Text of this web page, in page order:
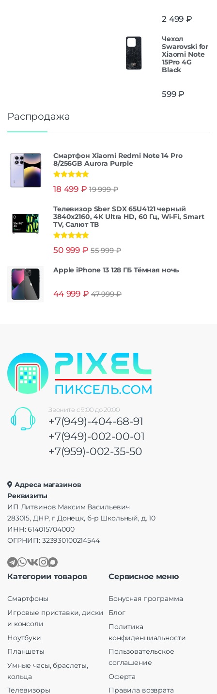
2 499 ₽
Чехол
Swarovski for
Xiaomi Note
15Pro 4G
Black
599₽
Распродажа
Смартфон Xiaomi Redmi Note 14 Pro
8/256GB Aurora Purple
из 5
18 499 ₽ 19 999₽
Телевизор Sber SDX 65U4121 черный
3840x2160, 4K Ultra HD, 60 Гц, Wi-Fi, Smart
TV, Салют ТВ
из 5
50 999 ₽ 55 999₽
Apple iPhone 13 128 ГБ Тёмная ночь
44 999 ₽ 47 999₽
Звоните с 9:00 до 20:00
+7(949)-404-68-91
+7(949)-002-00-01
+7(959)-002-35-50
Адреса магазинов
Реквизиты
ИП Литвинов Максим Васильевич
283015, ДНР, г Донецк, б-р Школьный, д. 10
ИНН: 614015704000
ОГРНИП: 323930100214544
Категории товаров
Смартфоны
Игровые приставки, диски
и консоли
Ноутбуки
Планшеты
Умные часы, браслеты,
кольца
Телевизоры
Сервисное меню
Бонусная программа
Блог
Политика
конфиденциальности
Пользовательское
соглашение
Оферта
Правила возврата